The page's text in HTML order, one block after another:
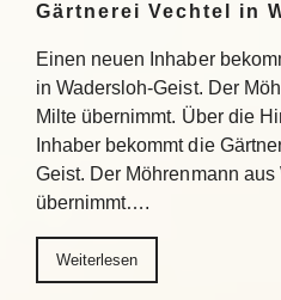
Gärtnerei Vechtel in
Einen neuen Inhaber
in Wadersloh-Geist. Der
Milte übernimmt. Über die
Inhaber bekommt die
Geist. Der Möhrenmann aus
übernimmt….
Weiterlesen